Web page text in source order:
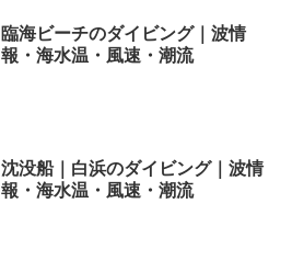
臨海ビーチのダイビング｜波情
報・海水温・風速・潮流
沈没船｜白浜のダイビング｜波情
報・海水温・風速・潮流